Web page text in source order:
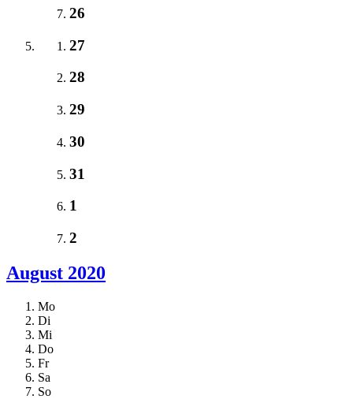
26
27
28
29
30
31
1
2
August 2020
Mo
Di
Mi
Do
Fr
Sa
So